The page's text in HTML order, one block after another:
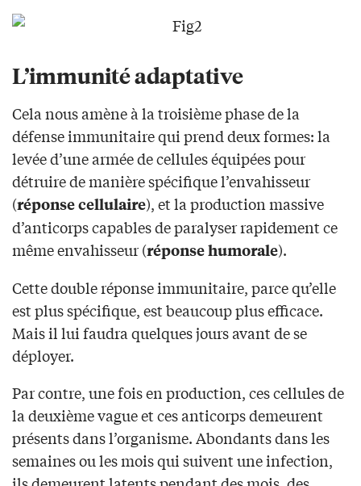
L’immunité adaptative
Cela nous amène à la troisième phase de la
défense immunitaire qui prend deux formes: la
levée d’une armée de cellules équipées pour
détruire de manière spécifique l’envahisseur
(réponse cellulaire), et la production massive
d’anticorps capables de paralyser rapidement ce
même envahisseur (réponse humorale).
Cette double réponse immunitaire, parce qu’elle
est plus spécifique, est beaucoup plus efficace.
Mais il lui faudra quelques jours avant de se
déployer.
Par contre, une fois en production, ces cellules de
la deuxième vague et ces anticorps demeurent
présents dans l’organisme. Abondants dans les
semaines ou les mois qui suivent une infection,